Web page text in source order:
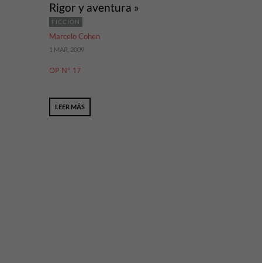
Rigor y aventura »
FICCIÓN
Marcelo Cohen
1 MAR, 2009
OP N° 17
LEER MÁS